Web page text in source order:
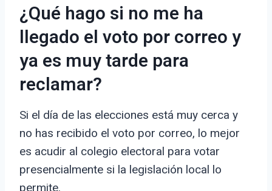
¿Qué hago si no me ha
llegado el voto por correo y
ya es muy tarde para
reclamar?
Si el día de las elecciones está muy cerca y
no has recibido el voto por correo, lo mejor
es acudir al colegio electoral para votar
presencialmente si la legislación local lo
permite.